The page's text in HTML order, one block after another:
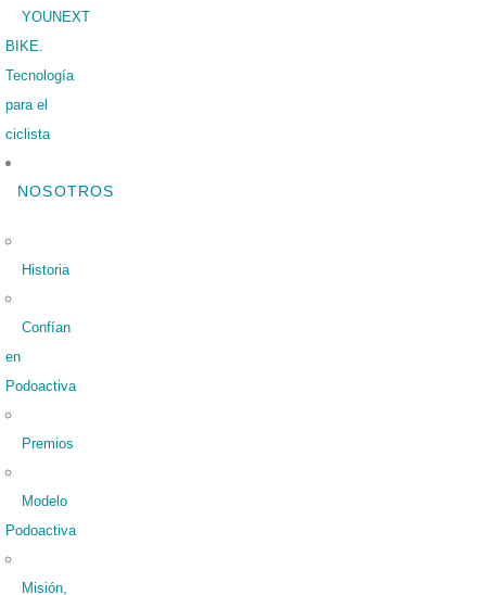
YOUNEXT
BIKE.
Tecnología
para el
ciclista
NOSOTROS
Historia
Confían
en
Podoactiva
Premios
Modelo
Podoactiva
Misión,